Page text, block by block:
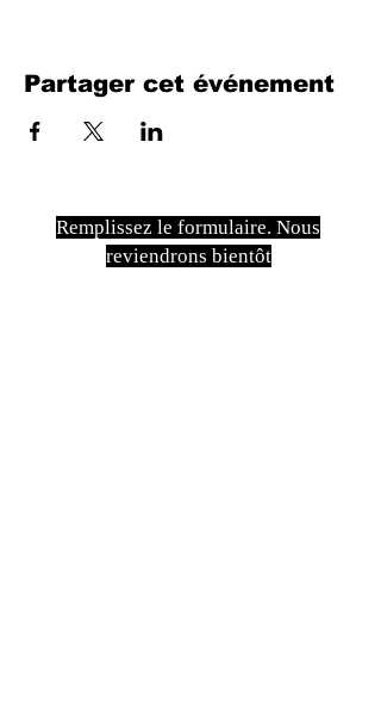
Partager cet événement
Remplissez le formulaire. Nous
reviendrons bientôt